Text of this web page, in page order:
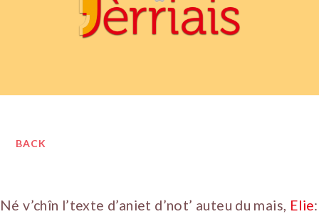
BACK
Né v’chîn l’texte d’aniet d’not’ auteu du mais, Elie: